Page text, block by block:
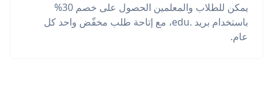
يمكن للطلاب والمعلمين الحصول على خصم 30%
باستخدام بريد .edu، مع إتاحة طلب مخفّض واحد كل
عام.